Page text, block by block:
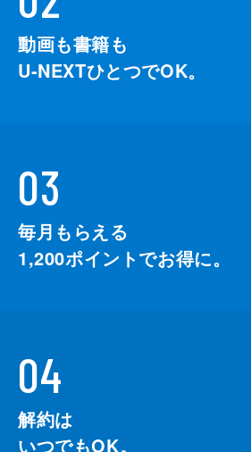
動画も書籍も
U-NEXTひとつでOK。
03
毎月もらえる
1,200ポイントでお得に。
04
解約は
いつでもOK。